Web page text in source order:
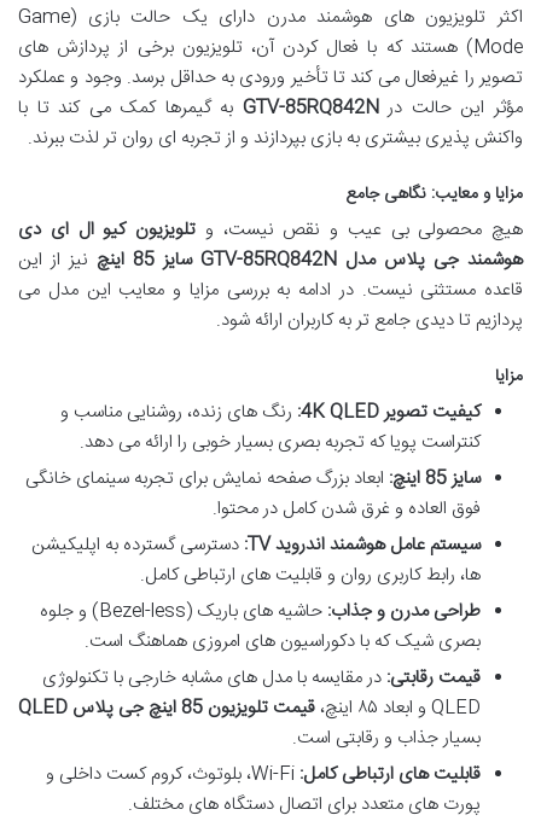
اکثر تلویزیون های هوشمند مدرن دارای یک حالت بازی (Game
Mode) هستند که با فعال کردن آن، تلویزیون برخی از پردازش های
تصویر را غیرفعال می کند تا تأخیر ورودی به حداقل برسد. وجود و عملکرد
مؤثر این حالت درGTV-85RQ842N به گیمرها کمک می کند تا با
واکنش پذیری بیشتری به بازی بپردازند و از تجربه ای روان تر لذت ببرند.
مزایا و معایب: نگاهی جامع
هیچ محصولی بی عیب و نقص نیست، و تلویزیون کیو ال ای دی
هوشمند جی پلاس مدل GTV-85RQ842N سایز 85 اینچ
نیز از این
قاعده مستثنی نیست. در ادامه به بررسی مزایا و معایب این مدل می
پردازیم تا دیدی جامع تر به کاربران ارائه شود.
مزایا
کیفیت تصویر 4K QLED:
رنگ های زنده، روشنایی مناسب و
کنتراست پویا که تجربه بصری بسیار خوبی را ارائه می دهد.
سایز 85 اینچ:
ابعاد بزرگ صفحه نمایش برای تجربه سینمای خانگی
فوق العاده و غرق شدن کامل در محتوا.
سیستم عامل هوشمند اندروید TV:
دسترسی گسترده به اپلیکیشن
ها، رابط کاربری روان و قابلیت های ارتباطی کامل.
طراحی مدرن و جذاب:
حاشیه های باریک (Bezel-less) و جلوه
بصری شیک که با دکوراسیون های امروزی هماهنگ است.
قیمت رقابتی: در مقایسه با مدل های مشابه خارجی با تکنولوژی
QLED و ابعاد ۸۵ اینچ،
قیمت تلویزیون 85 اینچ جی پلاس QLED
بسیار جذاب و رقابتی است.
قابلیت های ارتباطی کامل:
Wi-Fi، بلوتوث، کروم کست داخلی و
پورت های متعدد برای اتصال دستگاه های مختلف.